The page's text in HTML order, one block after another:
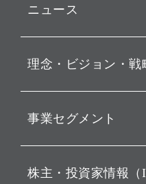
ニュース
お知らせ
動画配信
理念・ビジョン・戦
経営理念
ビジョン
戦略
事業セグメント
ソフトバンク・ビジョ
株主・投資家情報（